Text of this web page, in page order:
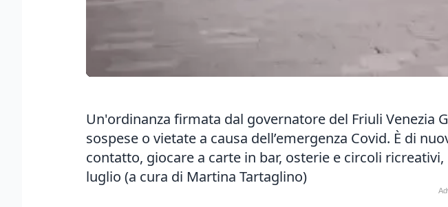
Un'ordinanza firmata dal governatore del Friuli Venezia
sospese o vietate a causa dell’emergenza Covid. È di
contatto, giocare a carte in bar, osterie e circoli
luglio (a cura di Martina Tartaglino)